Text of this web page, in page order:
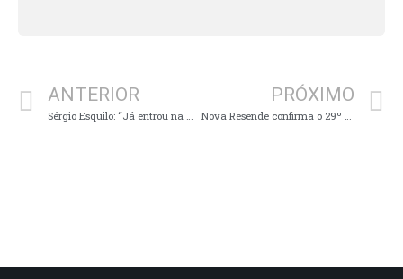
ANTERIOR PRÓXIMO